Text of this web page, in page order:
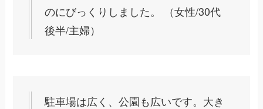
のにびっくりしました。 （女性/30代
後半/主婦）
駐車場は広く、公園も広いです。大き